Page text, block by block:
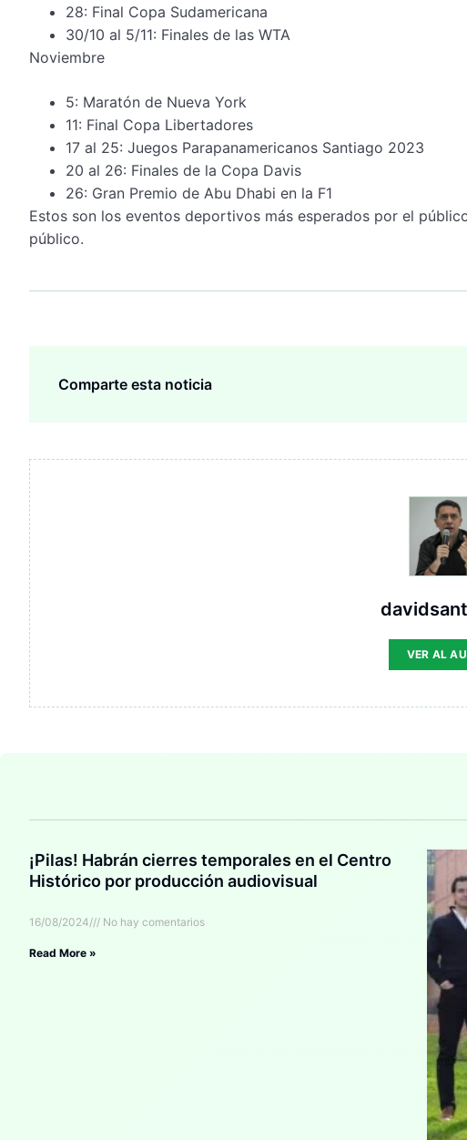
28: Final Copa Sudamericana
30/10 al 5/11: Finales de las WTA
Noviembre
5: Maratón de Nueva York
11: Final Copa Libertadores
17 al 25: Juegos Parapanamericanos Santiago 2023
20 al 26: Finales de la Copa Davis
26: Gran Premio de Abu Dhabi en la F1
Estos son los eventos deportivos más esperados por el
público.
Comparte esta noticia
VER AL
¡Pilas! Habrán cierres temporales en el Centro
Histórico por producción audiovisual
16/08/2024 No hay comentarios
Read More »